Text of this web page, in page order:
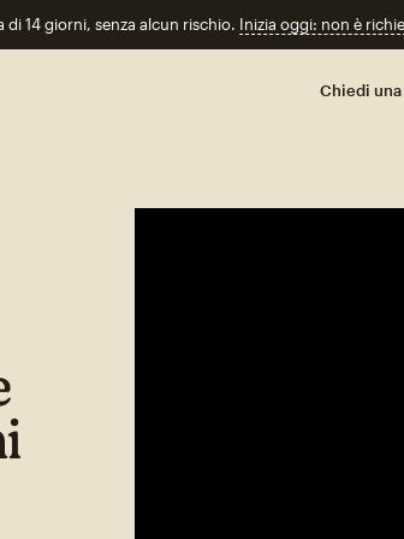
14 giorni, senza alcun rischio. Inizia oggi: non è
Chiedi